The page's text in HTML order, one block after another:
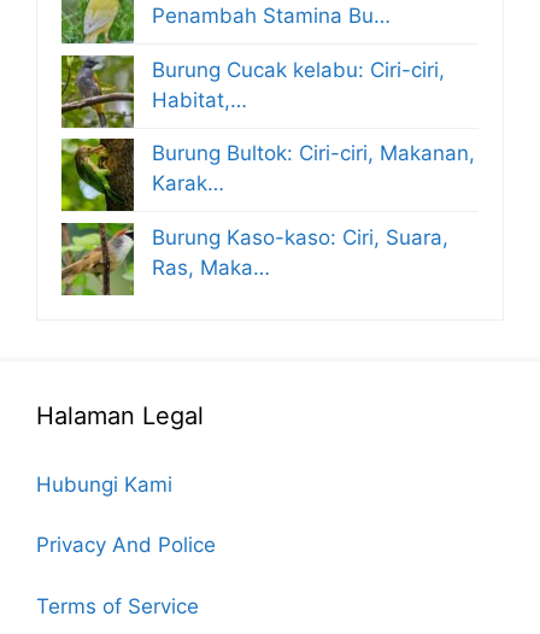
Penambah Stamina Bu…
Burung Cucak kelabu: Ciri-ciri,
Habitat,…
Burung Bultok: Ciri-ciri, Makanan,
Karak…
Burung Kaso-kaso: Ciri, Suara,
Ras, Maka…
Halaman Legal
Hubungi Kami
Privacy And Police
Terms of Service